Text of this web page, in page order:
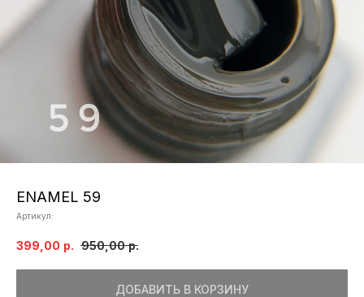
ENAMEL 59
Артикул:
399,00 р. 950,00 р.
ДОБАВИТЬ В КОРЗИНУ